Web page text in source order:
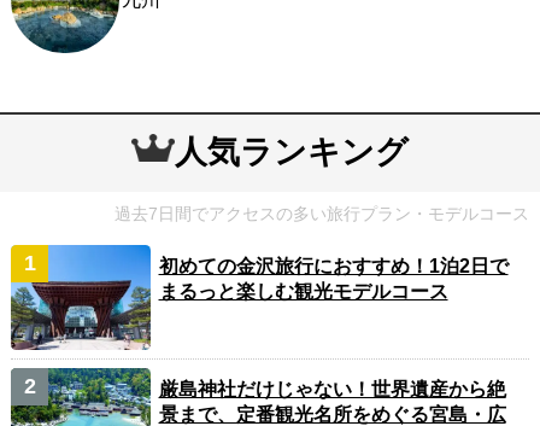
人気ランキング
過去7日間でアクセスの多い旅行プラン・モデルコース
初めての金沢旅行におすすめ！1泊2日で
まるっと楽しむ観光モデルコース
厳島神社だけじゃない！世界遺産から絶
景まで、定番観光名所をめぐる宮島・広